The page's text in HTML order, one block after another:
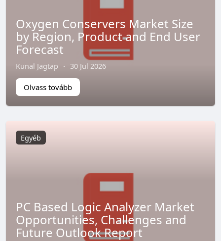
Oxygen Conservers Market Size
by Region, Product and End User
Forecast
Kunal Jagtap · 30 Jul 2026
Olvass tovább
Egyéb
PC Based Logic Analyzer Market
Opportunities, Challenges and
Future Outlook Report